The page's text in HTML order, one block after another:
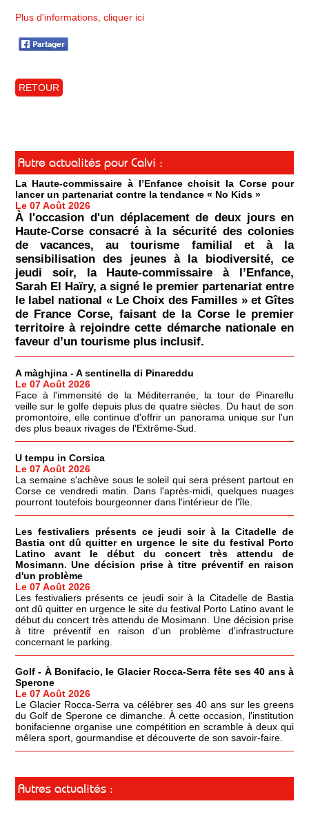
Plus d'informations, cliquer ici
RETOUR
Autre actualités pour Calvi :
La Haute-commissaire à l’Enfance choisit la Corse pour
lancer un partenariat contre la tendance « No Kids »
Le 07 Août 2026
À l'occasion d'un déplacement de deux jours en
Haute-Corse consacré à la sécurité des colonies
de vacances, au tourisme familial et à la
sensibilisation des jeunes à la biodiversité, ce
jeudi soir, la Haute-commissaire à l’Enfance,
Sarah El Haïry, a signé le premier partenariat entre
le label national « Le Choix des Familles » et Gîtes
de France Corse, faisant de la Corse le premier
territoire à rejoindre cette démarche nationale en
faveur d’un tourisme plus inclusif.
A màghjina - A sentinella di Pinareddu
Le 07 Août 2026
Face à l'immensité de la Méditerranée, la tour de Pinarellu
veille sur le golfe depuis plus de quatre siècles. Du haut de son
promontoire, elle continue d'offrir un panorama unique sur l'un
des plus beaux rivages de l'Extrême-Sud.
U tempu in Corsica
Le 07 Août 2026
La semaine s'achève sous le soleil qui sera présent partout en
Corse ce vendredi matin. Dans l'après-midi, quelques nuages
pourront toutefois bourgeonner dans l'intérieur de l'île.
Les festivaliers présents ce jeudi soir à la Citadelle de
Bastia ont dû quitter en urgence le site du festival Porto
Latino avant le début du concert très attendu de
Mosimann. Une décision prise à titre préventif en raison
d'un problème
Le 07 Août 2026
Les festivaliers présents ce jeudi soir à la Citadelle de Bastia
ont dû quitter en urgence le site du festival Porto Latino avant le
début du concert très attendu de Mosimann. Une décision prise
à titre préventif en raison d'un problème d'infrastructure
concernant le parking.
Golf - À Bonifacio, le Glacier Rocca-Serra fête ses 40 ans à
Sperone
Le 07 Août 2026
Le Glacier Rocca-Serra va célébrer ses 40 ans sur les greens
du Golf de Sperone ce dimanche. À cette occasion, l'institution
bonifacienne organise une compétition en scramble à deux qui
mêlera sport, gourmandise et découverte de son savoir-faire.
Autres actualités :